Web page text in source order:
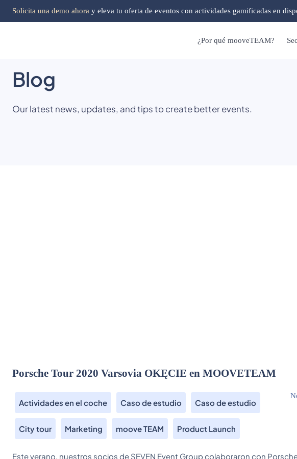
Solicita una demo ahora y eleva tu oferta de eventos con actividades gamificadas en
¿Por qué mooveTEAM?
Blog
Our latest news, updates, and tips to create better events.
Porsche Tour 2020 Varsovia OKĘCIE en MOOVETEAM
Actividades en el coche Caso de estudio Caso de estudio
City tour Marketing moove TEAM Product Launch
Este verano, nuestros socios de SEVEN Event Group colaboraron con